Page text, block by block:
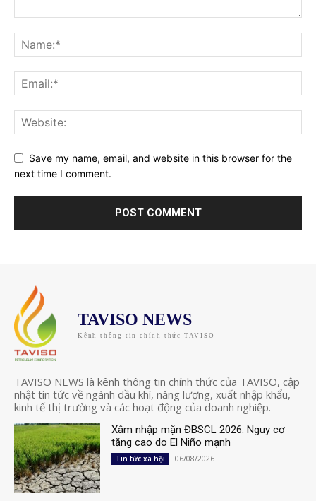
Save my name, email, and website in this browser for the
next time I comment.
TAVISO NEWS
Kênh thông tin chính thức TAVISO
TAVISO NEWS là kênh thông tin chính thức của TAVISO, cập
nhật tin tức về ngành dầu khí, năng lượng, xuất nhập khẩu,
kinh tế thị trường và các hoạt động của doanh nghiệp.
Xâm nhập mặn ĐBSCL 2026: Nguy cơ
tăng cao do El Niño mạnh
Tin tức xã hội 06/08/2026